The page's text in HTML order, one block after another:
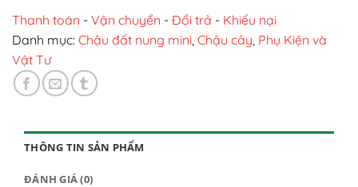
Thanh toán - Vận chuyển - Đổi trả - Khiếu nại
Danh mục: Chậu đất nung mini, Chậu cây, Phụ Kiện và
Vật Tư
THÔNG TIN SẢN PHẨM
ĐÁNH GIÁ (0)